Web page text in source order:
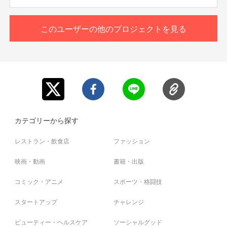
このユーザーの他のプロジェクトを見る
カテゴリーから探す
レストラン・飲食店 ファッション
映画・動画 書籍・出版
コミック・アニメ スポーツ・格闘技
スタートアップ チャレンジ
ビューティー・ヘルスケア ソーシャルグッド